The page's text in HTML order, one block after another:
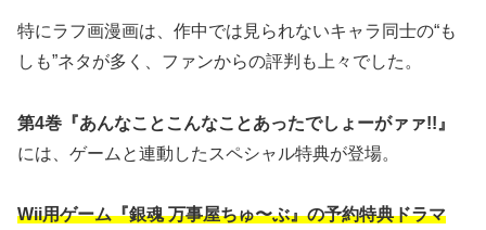
特にラフ画漫画は、作中では見られないキャラ同士の“も
しも”ネタが多く、ファンからの評判も上々でした。
第4巻『あんなことこんなことあったでしょーがァァ!!』
には、ゲームと連動したスペシャル特典が登場。
Wii用ゲーム『銀魂 万事屋ちゅ〜ぶ』の予約特典ドラマ